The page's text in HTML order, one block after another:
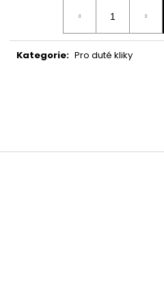
Kategorie: Pro duté kliky